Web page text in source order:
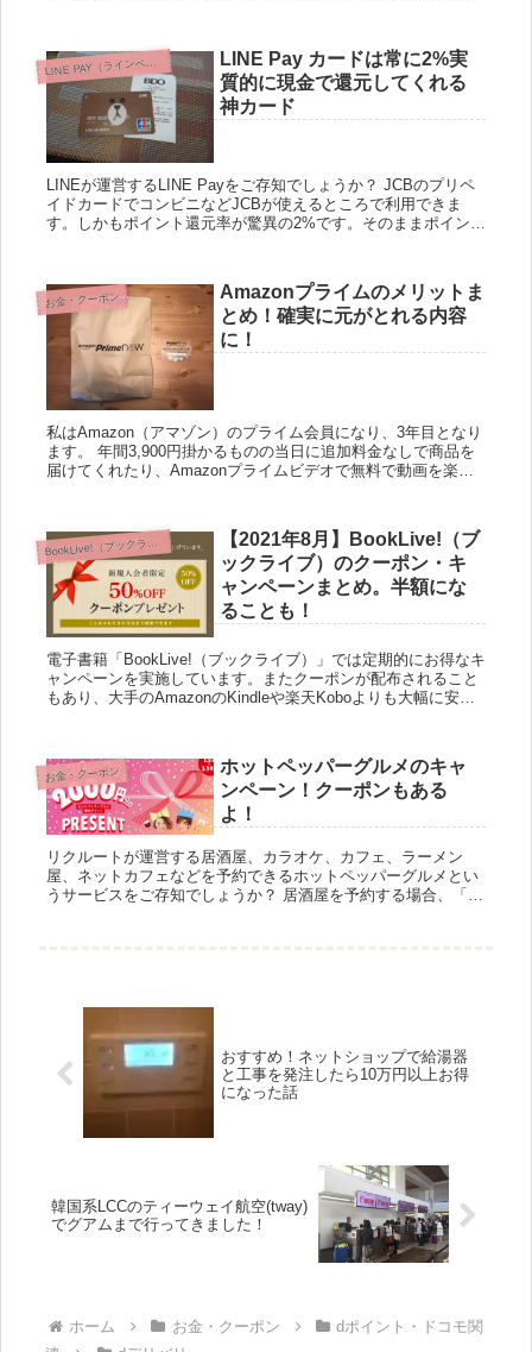
L
INE PAY（ラインペイ）
LINE Pay カードは常に2%実
質的に現金で還元してくれる
神カード
LINEが運営するLINE Payをご存知でしょうか？ JCBのプリペ
イドカードでコンビニなどJCBが使えるところで利用できま
す。しかもポイント還元率が驚異の2%です。そのままポイント
お金・クーポン
Amazonプライムのメリットま
とめ！確実に元がとれる内容
に！
私はAmazon（アマゾン）のプライム会員になり、3年目となり
ます。 年間3,900円掛かるものの当日に追加料金なしで商品を
届けてくれたり、Amazonプライムビデオで無料で動画を楽し
B
ookLive!（ブックライブ）
【2021年8月】BookLive!（ブ
ックライブ）のクーポン・キ
ャンペーンまとめ。半額にな
ることも！
電子書籍「BookLive!（ブックライブ）」では定期的にお得なキ
ャンペーンを実施しています。またクーポンが配布されること
もあり、大手のAmazonのKindleや楽天Koboよりも大幅に安い
お金・クーポン
ホットペッパーグルメのキャ
ンペーン！クーポンもある
よ！
リクルートが運営する居酒屋、カラオケ、カフェ、ラーメン
屋、ネットカフェなどを予約できるホットペッパーグルメとい
うサービスをご存知でしょうか？ 居酒屋を予約する場合、「ぐ
おすすめ！ネットショップで給湯器
と工事を発注したら10万円以上お得
になった話
韓国系LCCのティーウェイ航空(tway)
でグアムまで行ってきました！
ホーム お金・クーポン
dポイント・ドコモ関